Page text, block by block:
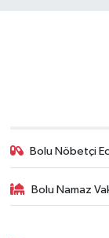
Bolu Nöbetçi
Bolu Namaz